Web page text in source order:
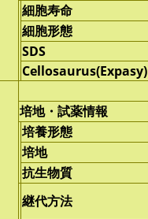
細胞寿命
細胞形態
SDS
Cellosaurus(Expasy)
培地・試薬情報
培養形態
培地
抗生物質
継代方法